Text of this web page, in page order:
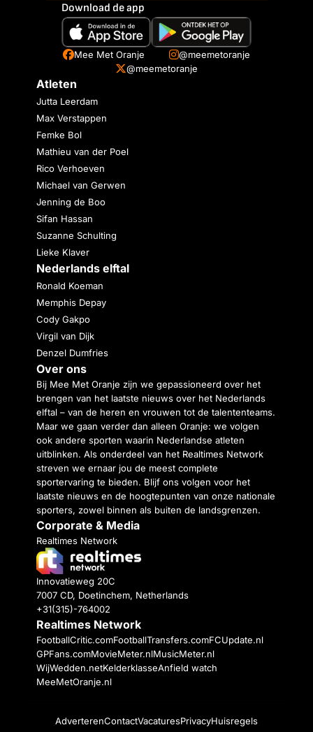
Download de app
Mee Met Oranje
@meemetoranje
@meemetoranje
Atleten
Jutta Leerdam
Max Verstappen
Femke Bol
Mathieu van der Poel
Rico Verhoeven
Michael van Gerwen
Jenning de Boo
Sifan Hassan
Suzanne Schulting
Lieke Klaver
Nederlands elftal
Ronald Koeman
Memphis Depay
Cody Gakpo
Virgil van Dijk
Denzel Dumfries
Over ons
Bij Mee Met Oranje zijn we gepassioneerd over het
brengen van het laatste nieuws over het Nederlands
elftal – van de heren en vrouwen tot de talententeams.
Maar we gaan verder dan alleen Oranje: we volgen
ook andere sporten waarin Nederlandse atleten
uitblinken. Als onderdeel van het Realtimes Network
streven we ernaar jou de meest complete
sportervaring te bieden. Blijf ons volgen voor het
laatste nieuws en de hoogtepunten van onze nationale
sporters, zowel binnen als buiten de landsgrenzen.
Corporate & Media
Realtimes Network
Innovatieweg 20C
7007 CD, Doetinchem, Netherlands
+31(315)-764002
Realtimes Network
FootballCritic.comFootballTransfers.comFCUpdate.nl
GPFans.comMovieMeter.nlMusicMeter.nl
WijWedden.netKelderklasseAnfield watch
MeeMetOranje.nl
AdverterenContactVacaturesPrivacyHuisregels